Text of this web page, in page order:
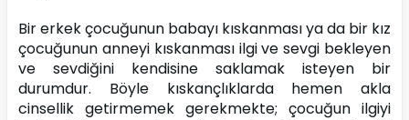
Bir erkek çocuğunun babayı kıskanması ya da bir kız
çocuğunun anneyi kıskanması ilgi ve sevgi bekleyen
ve sevdiğini kendisine saklamak isteyen bir
durumdur. Böyle kıskançlıklarda hemen akla
cinsellik getirmemek gerekmekte; çocuğun ilgiyi